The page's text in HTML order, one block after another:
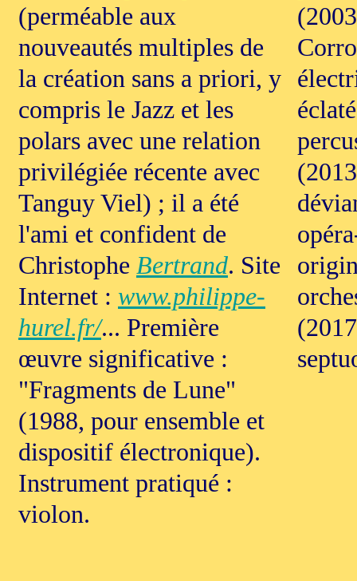
(perméable aux
nouveautés multiples de
la création sans a priori, y
compris le Jazz et les
polars avec une relation
privilégiée récente avec
Tanguy Viel) ; il a été
l'ami et confident de
Christophe Bertrand. Site
Internet : www.philippe-
hurel.fr/... Première
œuvre significative :
"Fragments de Lune"
(1988, pour ensemble et
dispositif électronique).
Instrument pratiqué :
violon.